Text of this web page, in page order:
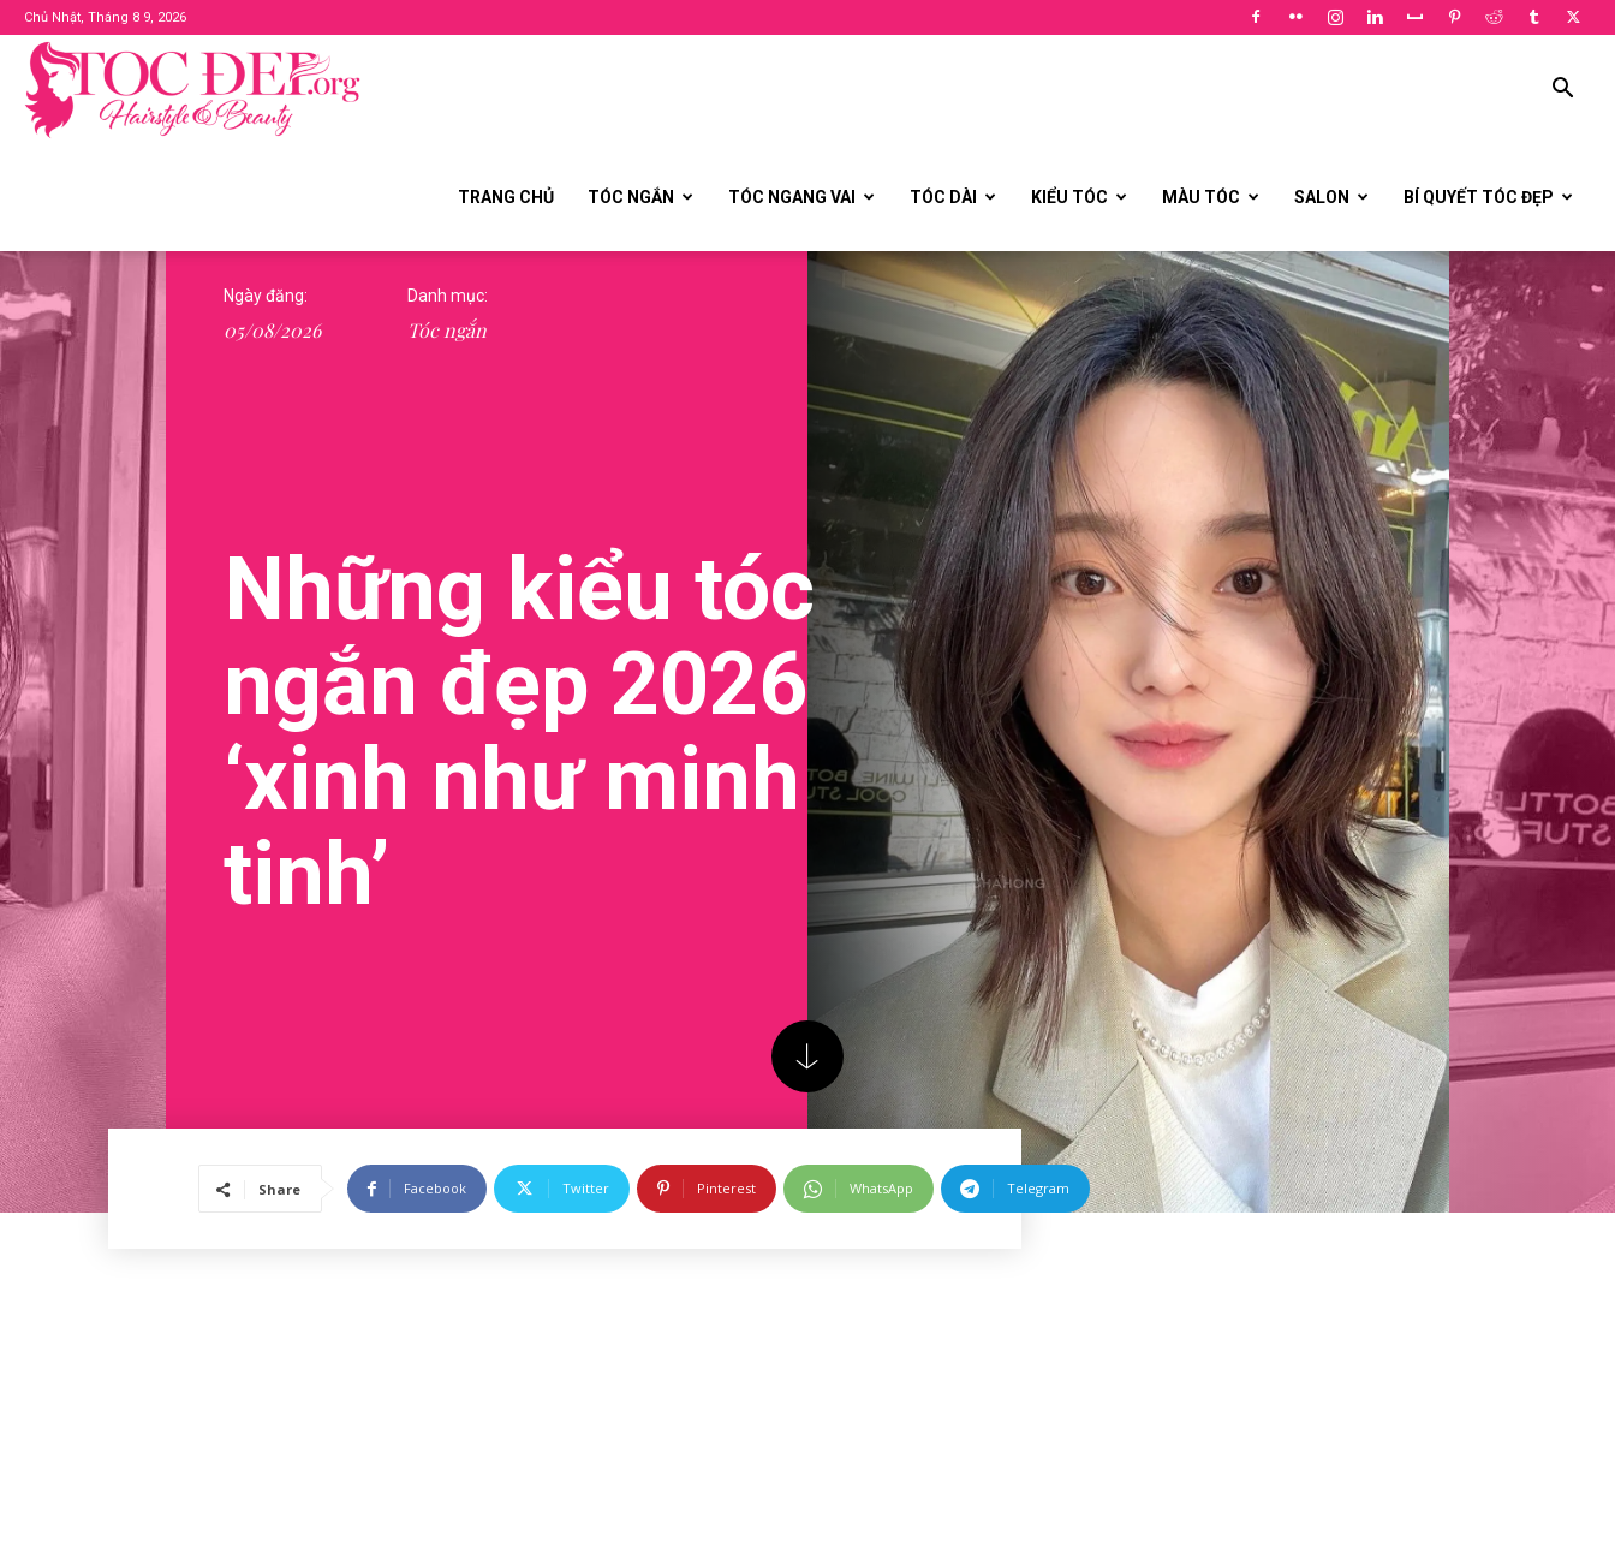
Chủ Nhật, Tháng 8 9, 2026
Tocdep.org
TRANG CHỦ TÓC NGẮN TÓC NGANG VAI TÓC DÀI KIỂU TÓC MÀU TÓC SALON BÍ QUYẾT TÓC ĐẸP
Những kiểu tóc
ngắn đẹp 2026
‘xinh như minh
tinh’
Ngày đăng:
05/08/2026
Danh mục:
Tóc ngắn
Share Facebook Twitter Pinterest WhatsApp Telegram